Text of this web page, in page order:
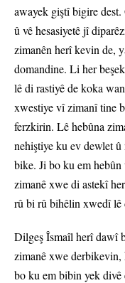
awayek giştî bigire
û vê hesasiyetê jî
zimanên herî kevin de,
domandine. Li her
lê di rastiyê de koka
xwestiye vî zimanî tine
ferzkirin. Lê hebûna
nehiştiye ku ev dewlet
bike. Ji bo ku em
zimanê xwe di astekî
rû bi rû bihêlin xwedî lê
Dilgeş Îsmaîl herî dawî
zimanê xwe
bo ku em bibin yek